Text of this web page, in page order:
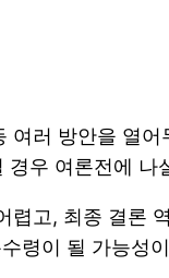
러 방안을 열어
우 여론전에 나
고, 최종 결론
령이 될 가능성